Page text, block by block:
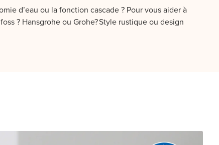
d’eau ou la fonction cascade ? Pour vous aider à
? Hansgrohe ou Grohe? Style rustique ou design